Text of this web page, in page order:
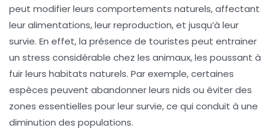
peut modifier leurs comportements naturels, affectant
leur alimentations, leur reproduction, et jusqu’à leur
survie. En effet, la présence de touristes peut entrainer
un stress considérable chez les animaux, les poussant à
fuir leurs habitats naturels. Par exemple, certaines
espèces peuvent abandonner leurs nids ou éviter des
zones essentielles pour leur survie, ce qui conduit à une
diminution des populations.